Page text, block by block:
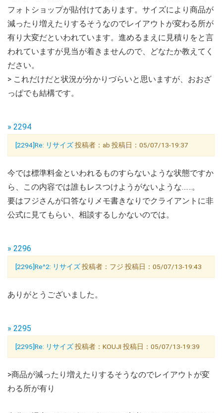
フォトショップが貼付けてあります。サイズにより商品が
減ったり増えたりするそうなのでレイアウトが変わる所が
有り大変だといわれています。進めるまえに見積りをと言
われていますが見当が着きませんので、どなたか教えてく
ださい。
> これだけだと状況が分かりづらいと思いますが、おおざ
っぱでも結構です。
» 2294
[2294]Re: リサイズ投稿者：ab 投稿日：05/07/13-19:37
今では標準料金といわれるものすらないような状態ですか
ら、この内容では誰もレスつけようがないような……。
要はフジさんが口答なりメモ書きなりでクライアントに非
公式に見てもらい、相談するしかないのでは。
» 2296
[2296]Re^2: リサイズ投稿者：フジ 投稿日：05/07/13-19:43
ありがとうございました。
» 2295
[2295]Re: リサイズ投稿者：KOUJI 投稿日：05/07/13-19:39
>商品が減ったり増えたりするそうなのでレイアウトが変
わる所が有り